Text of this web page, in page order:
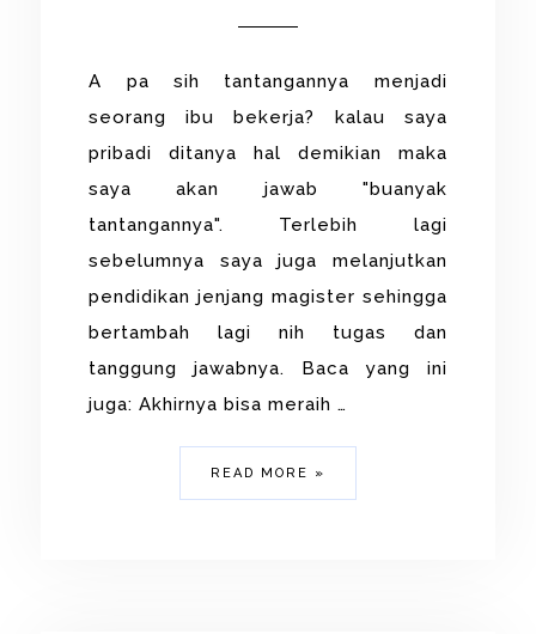
A pa sih tantangannya menjadi
seorang ibu bekerja? kalau saya
pribadi ditanya hal demikian maka
saya akan jawab "buanyak
tantangannya". Terlebih lagi
sebelumnya saya juga melanjutkan
pendidikan jenjang magister sehingga
bertambah lagi nih tugas dan
tanggung jawabnya. Baca yang ini
juga: Akhirnya bisa meraih …
READ MORE »